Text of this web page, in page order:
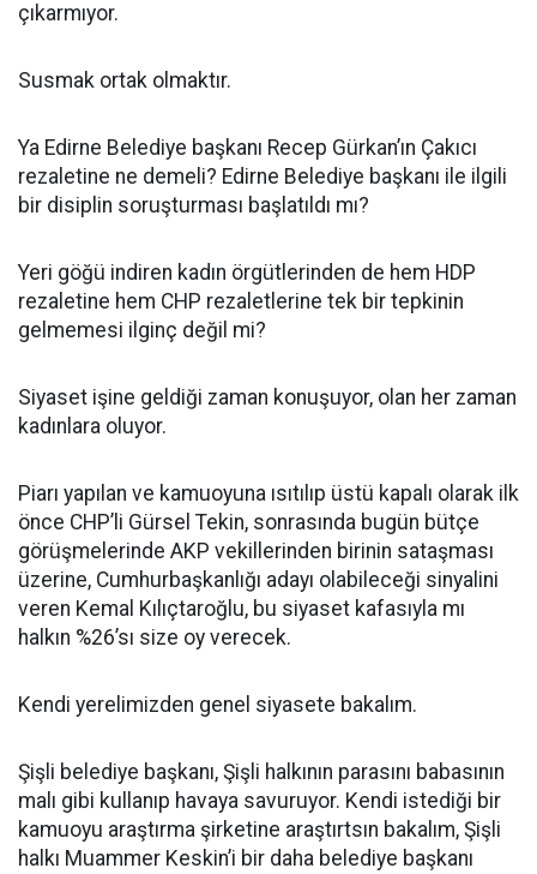
çıkarmıyor.
Susmak ortak olmaktır.
Ya Edirne Belediye başkanı Recep Gürkan’ın Çakıcı
rezaletine ne demeli? Edirne Belediye başkanı ile ilgili
bir disiplin soruşturması başlatıldı mı?
Yeri göğü indiren kadın örgütlerinden de hem HDP
rezaletine hem CHP rezaletlerine tek bir tepkinin
gelmemesi ilginç değil mi?
Siyaset işine geldiği zaman konuşuyor, olan her zaman
kadınlara oluyor.
Piarı yapılan ve kamuoyuna ısıtılıp üstü kapalı olarak ilk
önce CHP’li Gürsel Tekin, sonrasında bugün bütçe
görüşmelerinde AKP vekillerinden birinin sataşması
üzerine, Cumhurbaşkanlığı adayı olabileceği sinyalini
veren Kemal Kılıçtaroğlu, bu siyaset kafasıyla mı
halkın %26’sı size oy verecek.
Kendi yerelimizden genel siyasete bakalım.
Şişli belediye başkanı, Şişli halkının parasını babasının
malı gibi kullanıp havaya savuruyor. Kendi istediği bir
kamuoyu araştırma şirketine araştırtsın bakalım, Şişli
halkı Muammer Keskin’i bir daha belediye başkanı